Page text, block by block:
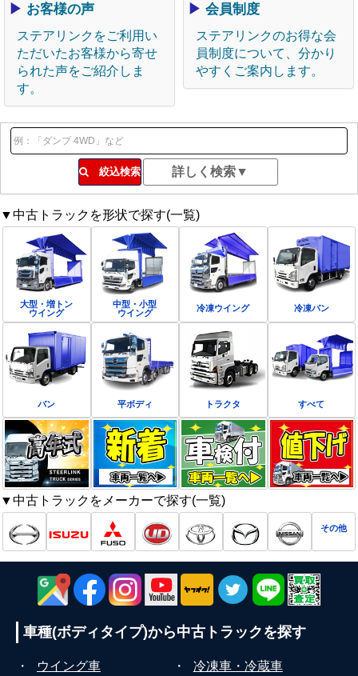
▶ お客様の声
ステアリンクをご利用い
ただいたお客様から寄せ
られた声をご紹介しま
す。
▶ 会員制度
ステアリンクのお得な会
員制度について、分かり
やすくご案内します。
絞込検索
▼中古トラックを形状で探す(一覧)
大型・増トン
ウイング
中型・小型
ウイング
冷凍ウイング 冷凍バン
バン 平ボディ トラクタ すべて
▼中古トラックをメーカーで探す(一覧)
その他
車種(ボディタイプ)から中古トラックを探す
・ ウイング車 ・
冷凍車・冷蔵車